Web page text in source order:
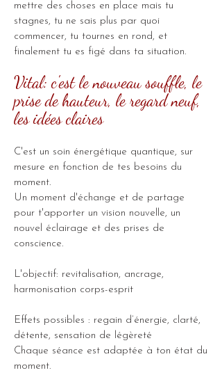
mettre des choses en place mais tu
stagnes, tu ne sais plus par quoi
commencer, tu tournes en rond, et
finalement tu es figé dans ta situation.
Vital: c'est le nouveau souffle, le
prise de hauteur, le regard neuf,
les idées claires
C'est un soin énergétique quantique, sur
mesure en fonction de tes besoins du
moment.
Un moment d'échange et de partage
pour t'apporter un vision nouvelle, un
nouvel éclairage et des prises de
conscience.
L'objectif: revitalisation, ancrage,
harmonisation corps-esprit
Effets possibles : regain d’énergie, clarté,
détente, sensation de légèreté
Chaque séance est adaptée à ton état du
moment.